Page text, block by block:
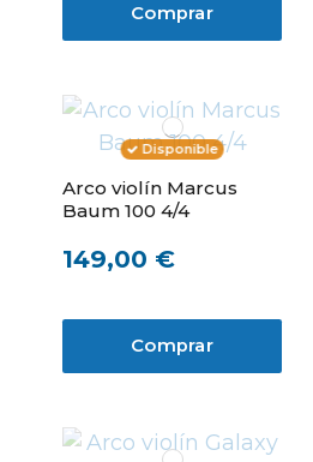
Comprar
Disponible
Arco violín Marcus
Baum 100 4/4
149,00 €
Comprar